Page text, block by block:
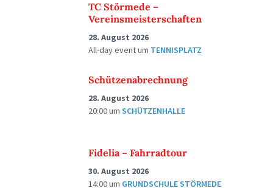
TC Störmede –
Vereinsmeisterschaften
28. August 2026
All-day eventum TENNISPLATZ
Schützenabrechnung
28. August 2026
20:00um SCHÜTZENHALLE
Fidelia – Fahrradtour
30. August 2026
14:00um GRUNDSCHULE STÖRMEDE